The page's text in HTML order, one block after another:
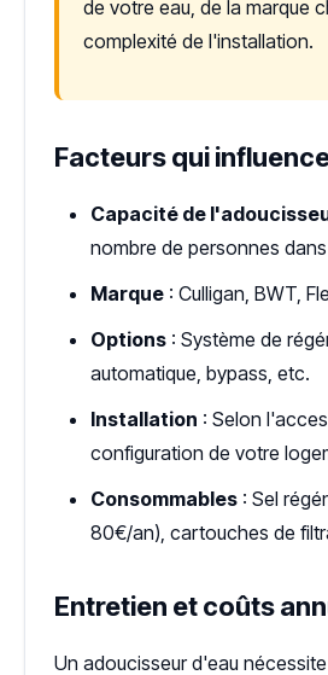
de votre eau, de la marque
complexité de l'installation.
Facteurs qui
Capacité de
nombre de personnes
Marque : Culligan, BWT,
Options : Système de
automatique, bypass, etc.
Installation : Selon
configuration de votre
Consommables : Sel
80€/an), cartouches de
Entretien et coûts
Un adoucisseur d'eau